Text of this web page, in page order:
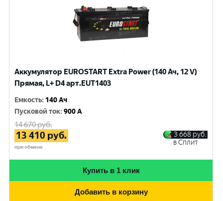
Аккумулятор EUROSTART Extra Power (140 Ач, 12 V)
Прямая, L+ D4 арт.EUT1403
Емкость: 140 Ач
Пусковой ток:900 A
14 670руб.
13 410 руб.
при обмене
3 668 руб.
в Сплит
Купить в 1 клик
Добавить в корзину